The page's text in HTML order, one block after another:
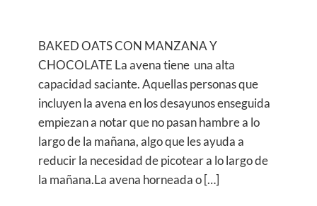
BAKED OATS CON MANZANA Y
CHOCOLATE La avena tiene una alta
capacidad saciante. Aquellas personas que
incluyen la avena en los desayunos enseguida
empiezan a notar que no pasan hambre a lo
largo de la mañana, algo que les ayuda a
reducir la necesidad de picotear a lo largo de
la mañana.La avena horneada o […]